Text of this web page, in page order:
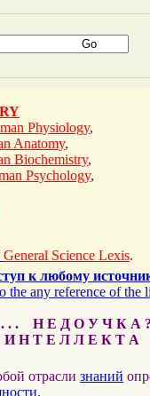
Physiology,
Anatomy,
Biochemistry,
Psychology,
General Science Lexis.
к любому
the any reference of the
. Н Е Д О У Ч К А
Т Е Л Л Е К Т А
отрасли знаний
.